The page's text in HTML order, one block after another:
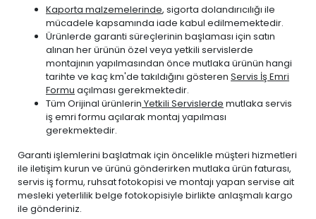
Kaporta malzemelerinde, sigorta dolandırıcılığı ile
mücadele kapsamında iade kabul edilmemektedir.
Ürünlerde garanti süreçlerinin başlaması için satın
alınan her ürünün özel veya yetkili servislerde
montajının yapılmasından önce mutlaka ürünün hangi
tarihte ve kaç km'de takıldığını gösteren Servis İş Emri
Formu açılması gerekmektedir.
Tüm Orijinal ürünlerin Yetkili Servislerde mutlaka servis
iş emri formu açılarak montaj yapılması
gerekmektedir.
Garanti işlemlerini başlatmak için öncelikle müşteri hizmetleri
ile iletişim kurun ve ürünü gönderirken mutlaka ürün faturası,
servis iş formu, ruhsat fotokopisi ve montajı yapan servise ait
mesleki yeterlilik belge fotokopisiyle birlikte anlaşmalı kargo
ile gönderiniz.